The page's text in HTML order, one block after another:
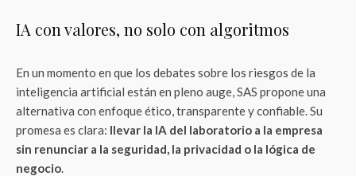
IA con valores, no solo con algoritmos
En un momento en que los debates sobre los riesgos de la
inteligencia artificial están en pleno auge, SAS propone una
alternativa con enfoque ético, transparente y confiable. Su
promesa es clara: llevar la IA del laboratorio a la empresa
sin renunciar a la seguridad, la privacidad o la lógica de
negocio.